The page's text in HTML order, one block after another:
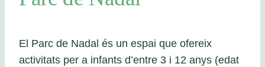
El Parc de Nadal és un espai que ofereix
activitats per a infants d’entre 3 i 12 anys (edat